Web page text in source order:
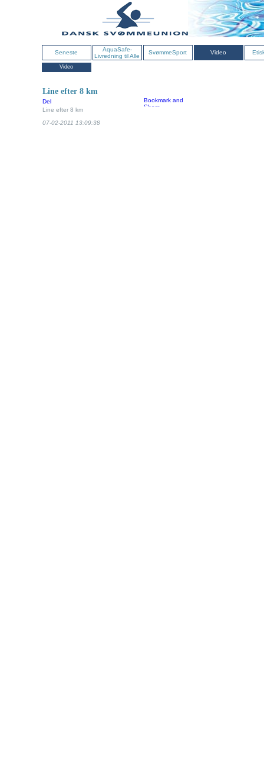
Seneste
AquaSafe-
Livredning til Alle
SvømmeSport Video
Video
Line efter 8 km
Del
Line efter 8 km
07-02-2011 13:09:38